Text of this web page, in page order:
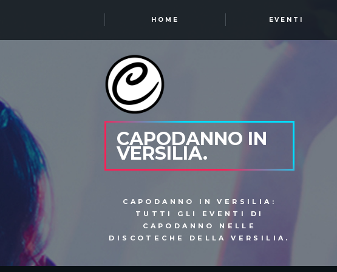
HOME EVENTI
CAPODANNO IN
VERSILIA.
CAPODANNO IN VERSILIA:
TUTTI GLI EVENTI DI
CAPODANNO NELLE
DISCOTECHE DELLA VERSILIA.